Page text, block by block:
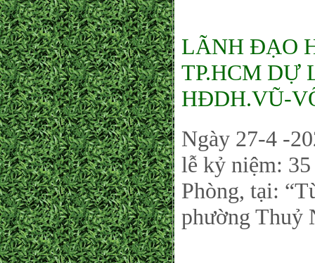
LÃNH ĐẠO
TP.HCM DỰ
HĐDH.VŨ-
Ngày 27-4 -
lễ kỷ niệm:
Phòng, tại:
phường Thuỷ